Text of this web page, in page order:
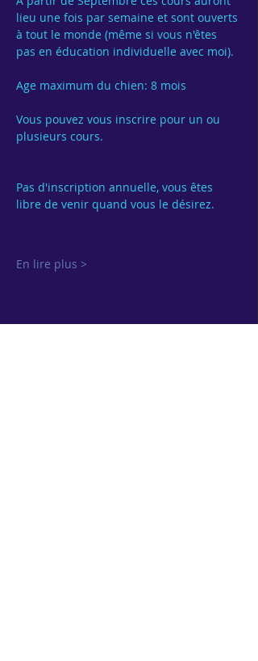
lieu une fois par semaine et sont ouverts
à tout le monde (même si vous n'êtes
pas en éducation individuelle avec moi).
Age maximum du chien: 8 mois
Vous pouvez vous inscrire pour un ou
Pas d'inscription annuelle, vous êtes
En lire plus >